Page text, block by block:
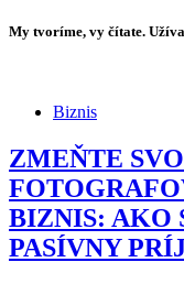
My tvoríme, vy čítate.
Biznis
ZMEŇTE
BIZNIS: AKO
PASÍVNY